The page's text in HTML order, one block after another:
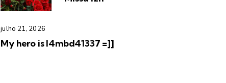
julho 21, 2026
My hero is l4mbd41337 =]]